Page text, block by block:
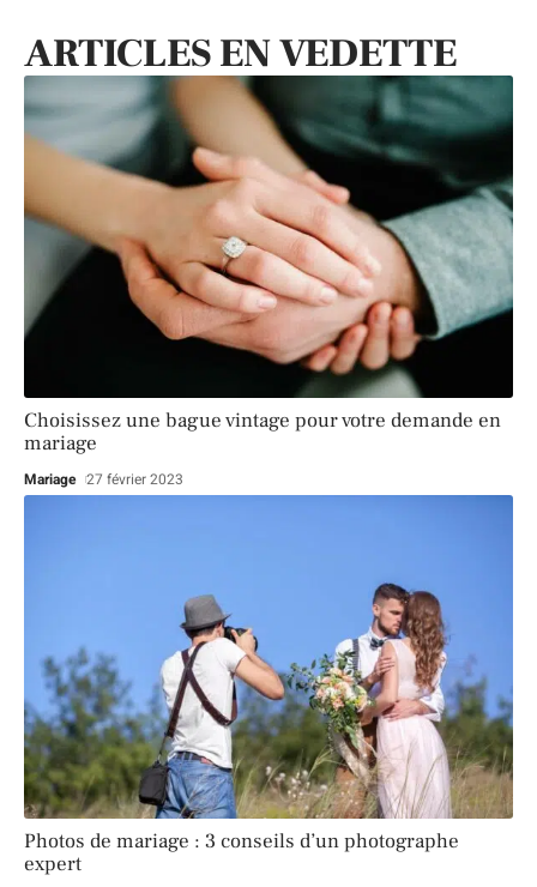
ARTICLES EN VEDETTE
Choisissez une bague vintage pour votre demande en
mariage
Mariage 27 février 2023
Photos de mariage : 3 conseils d’un photographe
expert